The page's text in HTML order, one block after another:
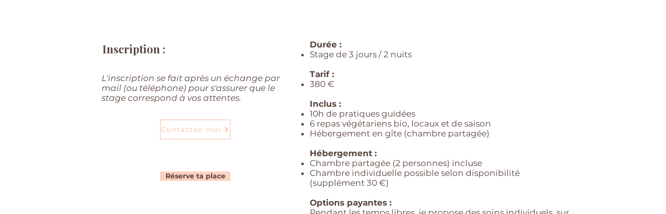
Inscription :
L'inscription se fait après un échange par
mail (ou téléphone) pour s'assurer que le
stage correspond à vos attentes.
Contactez-moi
Réserve ta place
Durée :
Stage de 3 jours / 2 nuits
Tarif :
380 €
Inclus :
10h de pratiques guidées
6 repas végétariens bio, locaux et de saison
Hébergement en gîte (chambre partagée)
Hébergement :
Chambre partagée (2 personnes) incluse
Chambre individuelle possible selon disponibilité
(supplément 30 €)
Options payantes :